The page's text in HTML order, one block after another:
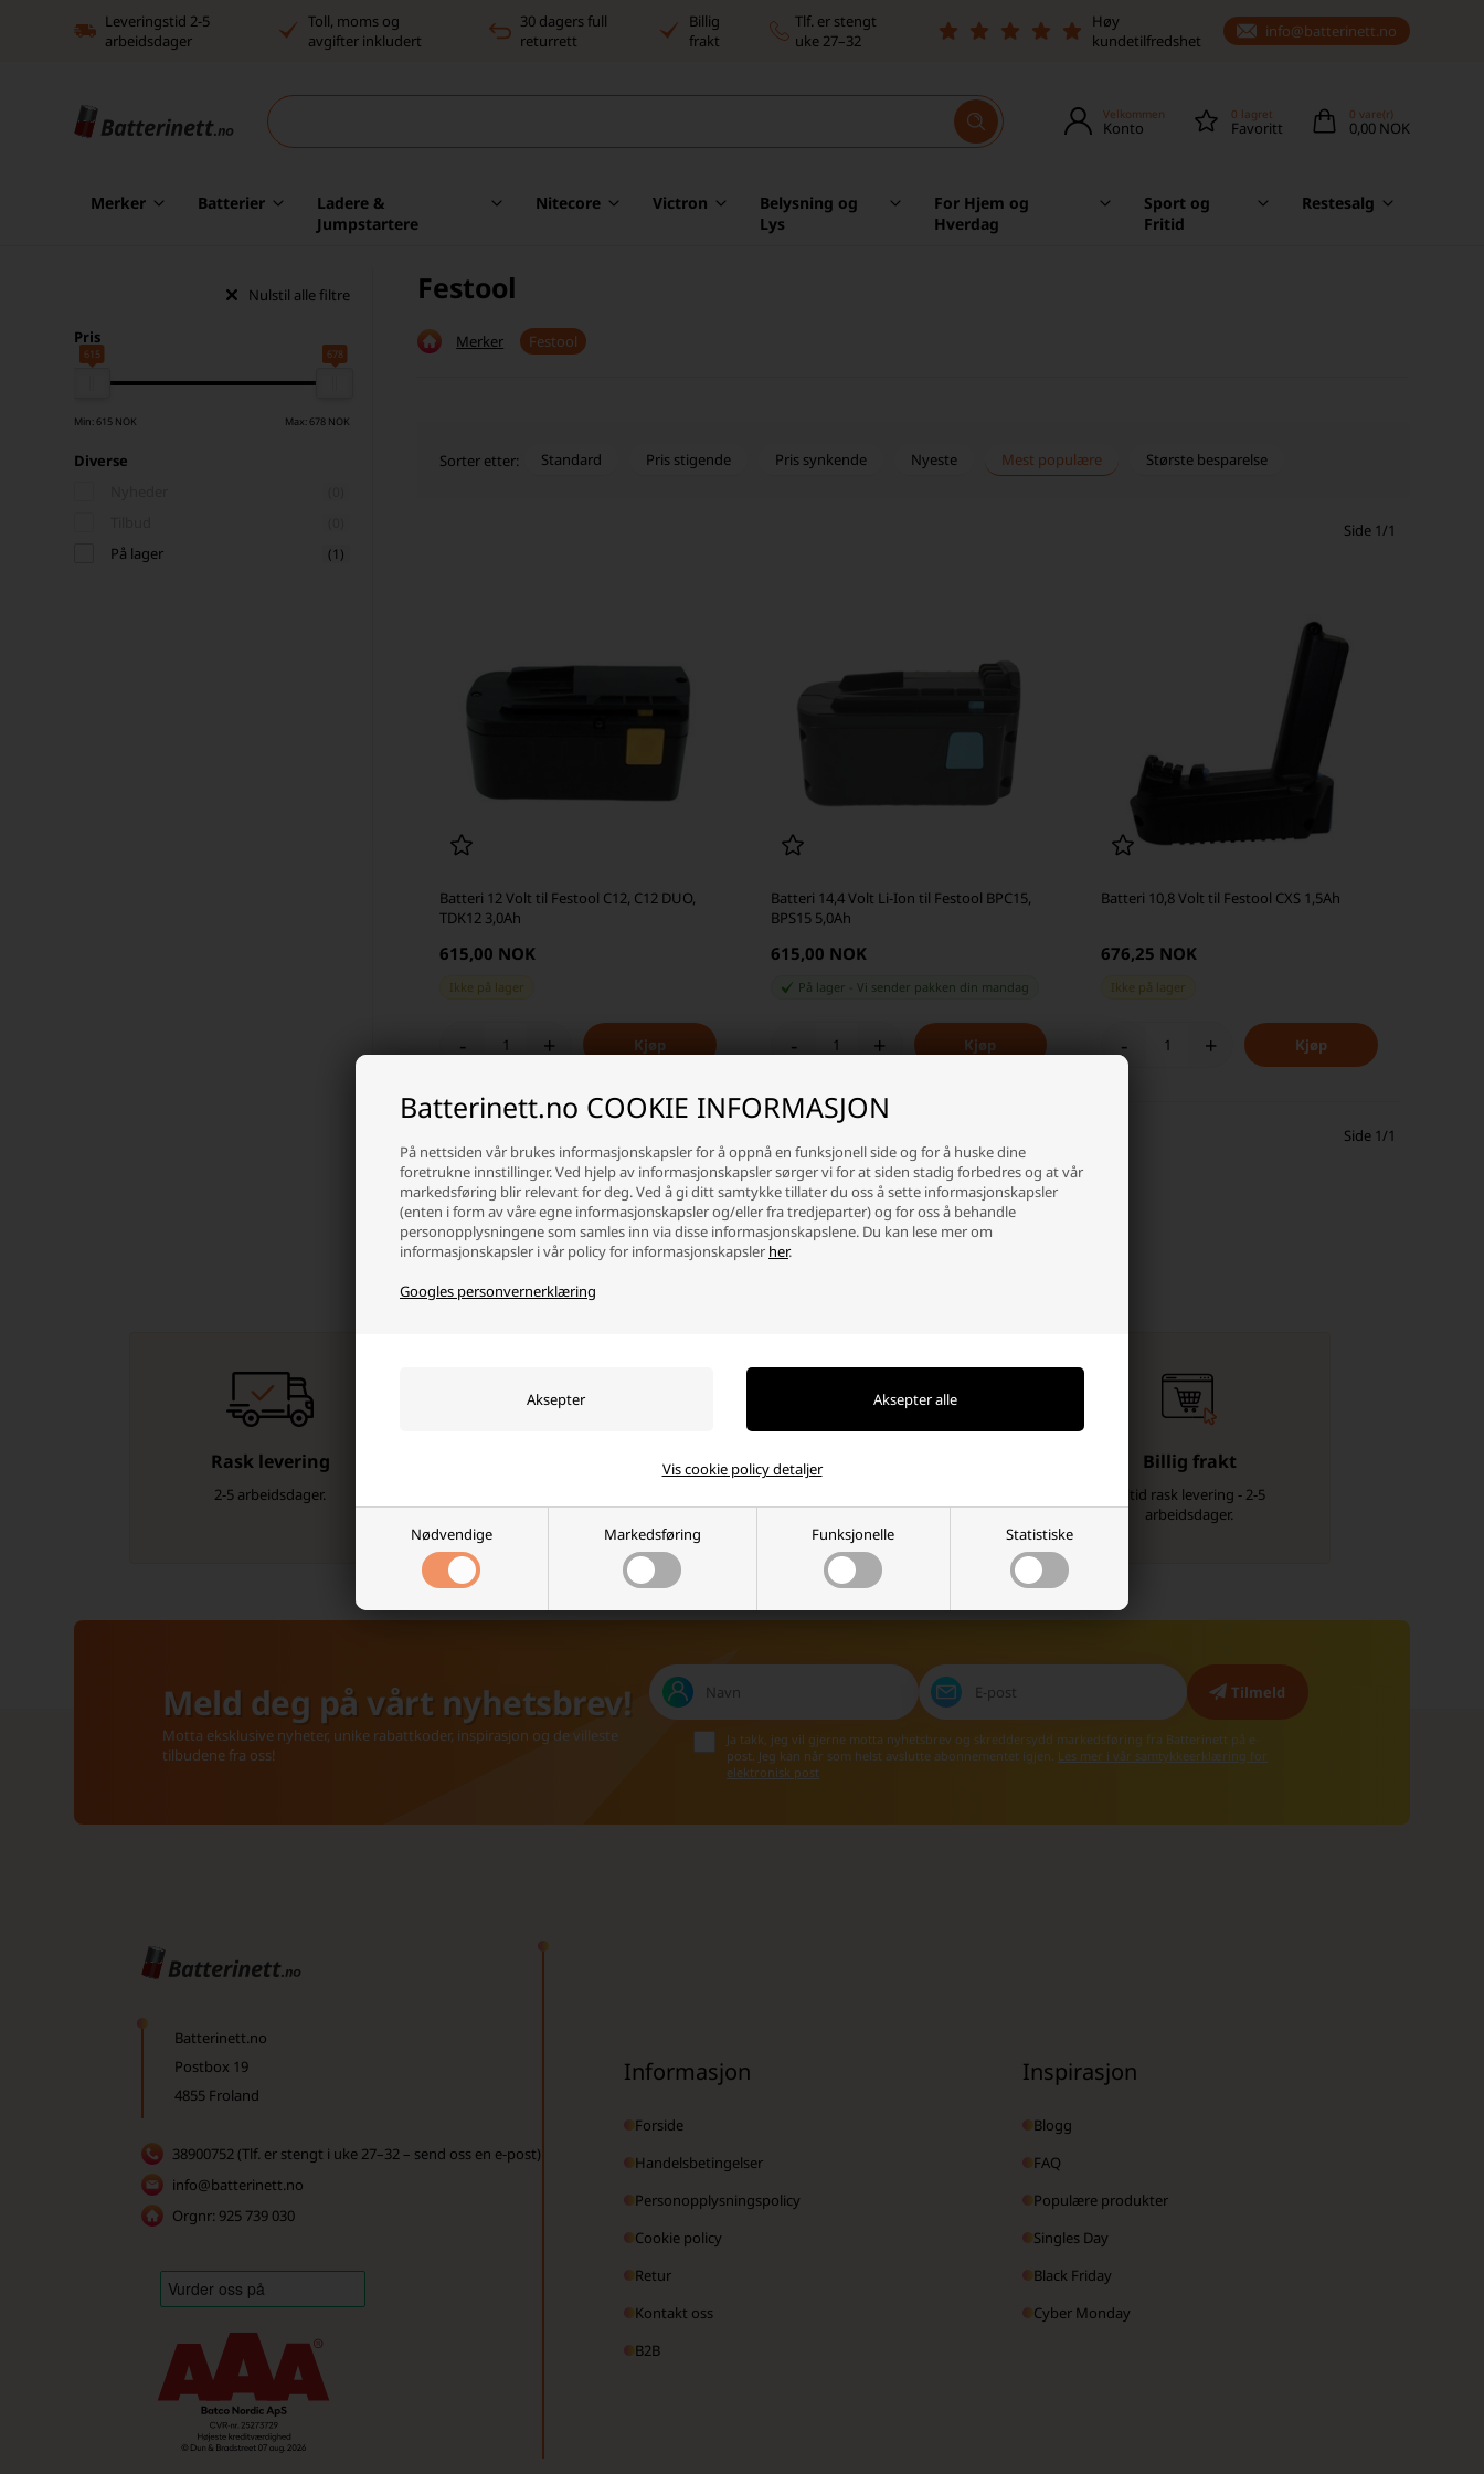
Batterinett.no COOKIE INFORMASJON
På nettsiden vår brukes informasjonskapsler for å oppnå en funksjonell side og for å huske dine
foretrukne innstillinger. Ved hjelp av informasjonskapsler sørger vi for at siden stadig forbedres og at vår
markedsføring blir relevant for deg. Ved å gi ditt samtykke tillater du oss å sette informasjonskapsler
(enten i form av våre egne informasjonskapsler og/eller fra tredjeparter) og for oss å behandle
personopplysningene som samles inn via disse informasjonskapslene. Du kan lese mer om
informasjonskapsler i vår policy for informasjonskapsler her.
Googles personvernerklæring
Nødvendige Markedsføring Funksjonelle Statistiske
Vis cookie policy detaljer
Leveringstid 2-5
arbeidsdager
Toll, moms og
avgifter inkludert
30 dagers full
returrett
Billig
frakt
Tlf. er stengt
uke 27–32
Høy
kundetilfredshet
info@batterinett.no
Velkommen
Konto
0 lagret
Favoritt
0 vare(r)
0,00 NOK
Merker Batterier
Ladere &
Jumpstartere
Nitecore Victron
Belysning og
Lys
For Hjem og
Hverdag
Sport og
Fritid
Restesalg
Nulstil alle filtre
Pris
615 678
Min: 615 NOK Max: 678 NOK
Diverse
På lager (1)
Festool
Merker Festool
Sorter etter: Standard Pris stigende Pris synkende Nyeste Mest populære Største besparelse
Side 1/1
Batteri 12 Volt til Festool C12, C12 DUO,
TDK12 3,0Ah
615,00 NOK
Ikke på lager
- +
Batteri 14,4 Volt Li-Ion til Festool BPC15,
BPS15 5,0Ah
615,00 NOK
På lager Vi sender pakken din mandag
- +
Batteri 10,8 Volt til Festool CXS 1,5Ah
676,25 NOK
Ikke på lager
- +
Side 1/1
Hvorfor handle på batterinett?
Rask levering
2-5 arbeidsdager.
info@batterinett.no
så raskt vi kan.
Høy kundetilfredshet
handleopplevelse, og det vises!
Billig frakt
Alltid rask levering - 2-5
arbeidsdager.
Meld deg på vårt nyhetsbrev!
Motta eksklusive nyheter, unike rabattkoder, inspirasjon og de villeste
tilbudene fra oss!
Ja takk, jeg vil gjerne motta nyhetsbrev og skreddersydd markedsføring fra Batterinett på e-
post. Jeg kan når som helst avslutte abonnementet igjen. Les mer i vår samtykkeerklæring for
elektronisk post
Batterinett.no
Postbox 19
4855 Froland
38900752 (Tlf. er stengt i uke 27–32 – send oss en e-post)
info@batterinett.no
Orgnr: 925 739 030
Informasjon
Forside
Handelsbetingelser
Personopplysningspolicy
Cookie policy
Retur
Kontakt oss
B2B
Inspirasjon
Blogg
FAQ
Populære produkter
Singles Day
Black Friday
Cyber Monday